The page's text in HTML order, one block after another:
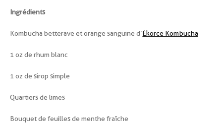
Ingrédients
Kombucha betterave et orange sanguine d’Ékorce Kombucha
1 oz de rhum blanc
1 oz de sirop simple
Quartiers de limes
Bouquet de feuilles de menthe fraîche